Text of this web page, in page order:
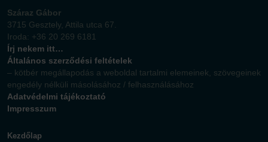
Száraz Gábor
3715 Gesztely, Attila utca 67.
Iroda: +36 20 269 6181
Írj nekem itt…
Általános szerződési feltételek
– kötbér megállapodás a weboldal tartalmi elemeinek, szövegeinek
engedély nélküli másolásához / felhasználásához
Adatvédelmi tájékoztató
Impresszum
Kezdőlap